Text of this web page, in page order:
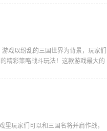
戏以纷乱的三国世界为背景，玩家们
精彩策略战斗玩法！这款游戏最大的
玩家们可以和三国名将并肩作战，